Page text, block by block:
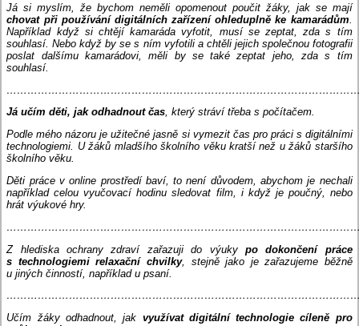
Já si myslím, že bychom neměli opomenout poučit žáky, jak se mají
chovat při používání digitálních zařízení ohleduplně ke kamarádům
Například když si chtějí kamaráda vyfotit, musí se zeptat, zda s tím
souhlasí. Nebo když by se s ním vyfotili a chtěli jejich společnou fotografii
poslat dalšímu kamarádovi, měli by se také zeptat jeho, zda s tím
souhlasí.
Já učím děti, jak odhadnout čas, který stráví třeba s počítačem.
Podle mého názoru je užitečné jasně si vymezit čas pro práci s digitálními
technologiemi. U žáků mladšího školního věku kratší než u žáků staršího
školního věku.
Děti práce v online prostředí baví, to není důvodem, abychom je nechali
například celou vyučovací hodinu sledovat film, i když je poučný, nebo
hrát výukové hry.
Z hlediska ochrany zdraví zařazuji do výuky po dokončení práce
s technologiemi relaxační chvilky, stejně jako je zařazujeme běžně
u jiných činností, například u psaní.
Učím žáky odhadnout, jak využívat digitální technologie cíleně pro